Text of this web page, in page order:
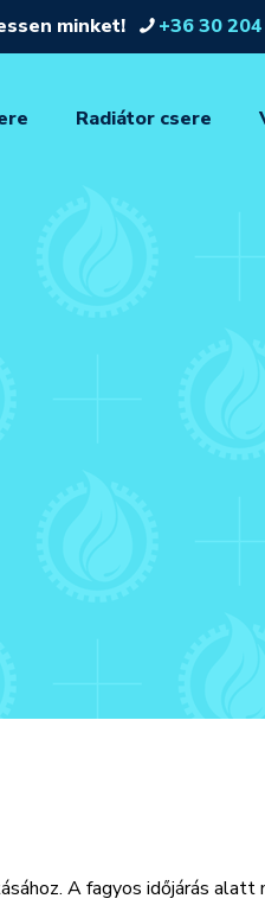
minket! +36 30
Radiátor csere
A fagyos időjárás alatt